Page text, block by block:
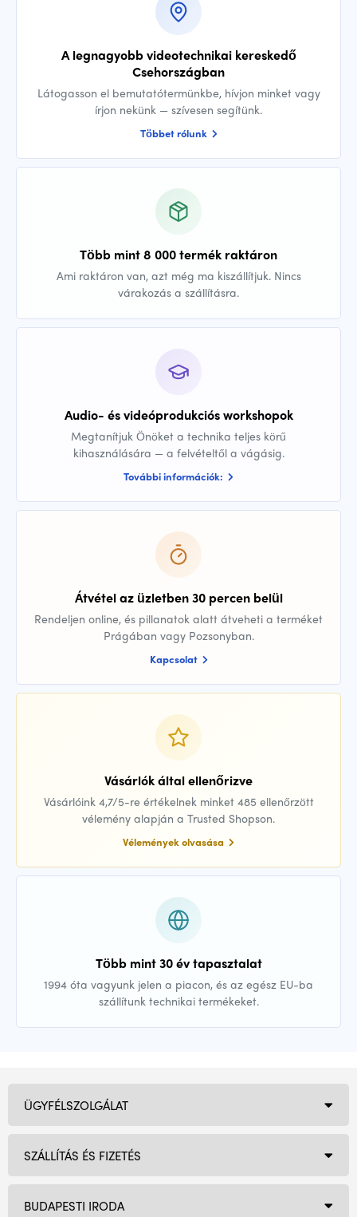
A legnagyobb videotechnikai kereskedő
Csehországban
Látogasson el bemutatótermünkbe, hívjon minket vagy
írjon nekünk — szívesen segítünk.
Többet rólunk
Több mint 8 000 termék raktáron
Ami raktáron van, azt még ma kiszállítjuk. Nincs
várakozás a szállításra.
Audio- és videóprodukciós workshopok
Megtanítjuk Önöket a technika teljes körű
kihasználására — a felvételtől a vágásig.
További információk:
Átvétel az üzletben 30 percen belül
Rendeljen online, és pillanatok alatt átveheti a terméket
Prágában vagy Pozsonyban.
Kapcsolat
Vásárlók által ellenőrizve
Vásárlóink 4,7/5-re értékelnek minket 485 ellenőrzött
vélemény alapján a Trusted Shopson.
Vélemények olvasása
Több mint 30 év tapasztalat
1994 óta vagyunk jelen a piacon, és az egész EU-ba
szállítunk technikai termékeket.
BUDAPESTI IRODA
ÜGYFÉLSZOLGÁLAT
SZÁLLÍTÁS ÉS FIZETÉS